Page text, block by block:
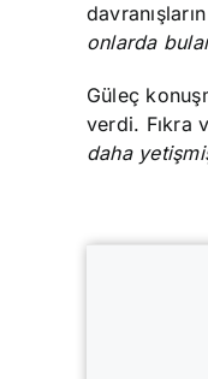
onlarda
Güleç
verdi. Fıkra
daha